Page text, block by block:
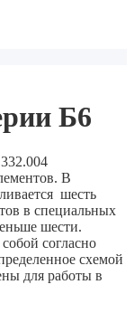
Б6
В
шесть
в специальных
шести.
согласно
схемой
для работы в